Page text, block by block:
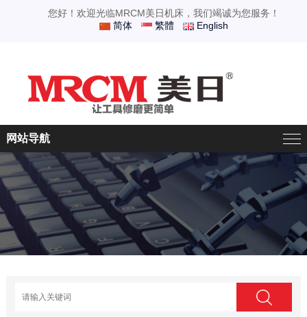
您好！欢迎光临MRCM美日机床，我们竭诚为您服务！
简体
繁體 English
网站导航